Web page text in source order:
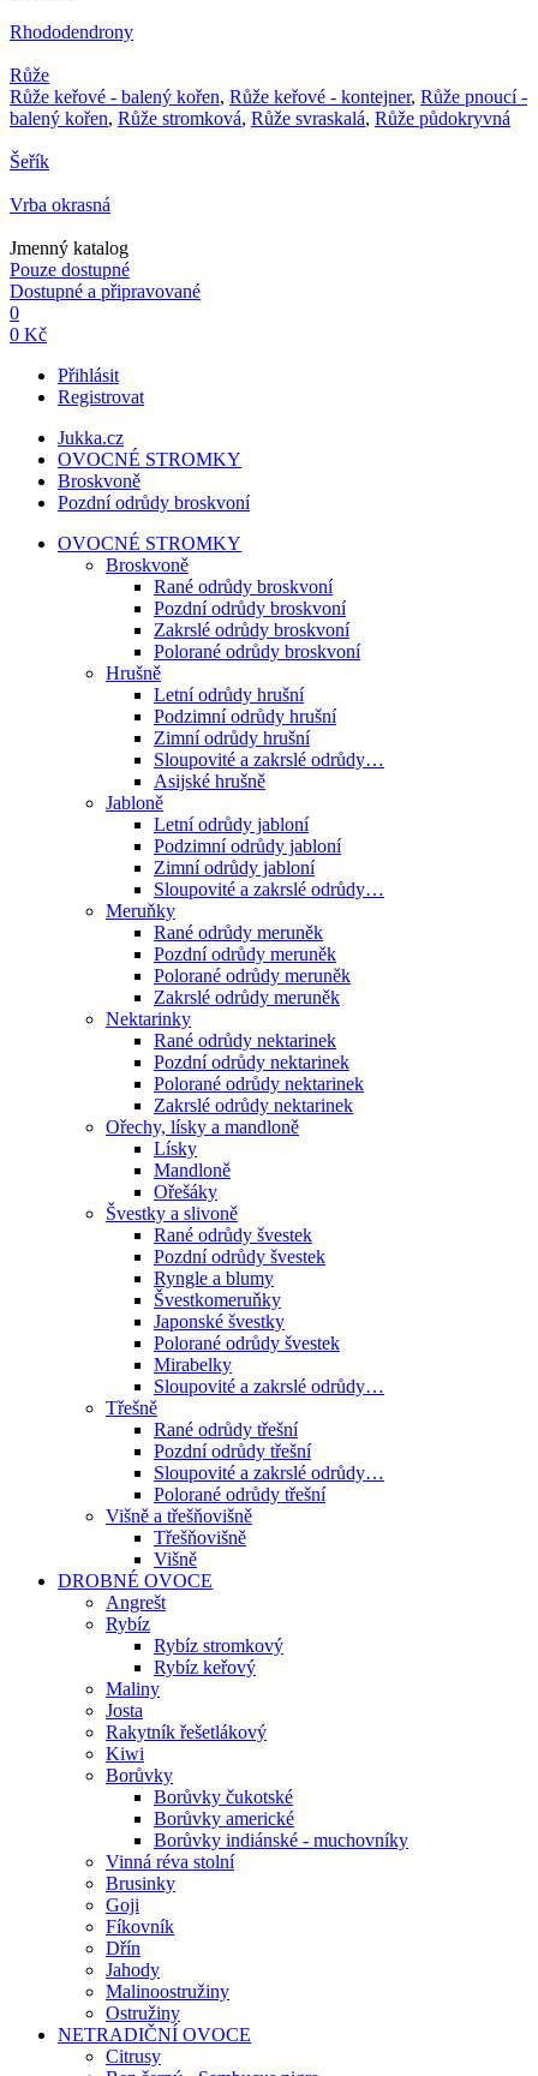
Rhododendrony
Růže
Růže keřové - balený kořen, Růže keřové - kontejner, Růže pnoucí -
balený kořen, Růže stromková, Růže svraskalá, Růže půdokryvná
Šeřík
Vrba okrasná
Jmenný katalog
Pouze dostupné
Dostupné a připravované
0
0 Kč
Přihlásit
Registrovat
Jukka.cz
OVOCNÉ STROMKY
Broskvoně
Pozdní odrůdy broskvoní
OVOCNÉ STROMKY
Broskvoně
Rané odrůdy broskvoní
Pozdní odrůdy broskvoní
Zakrslé odrůdy broskvoní
Polorané odrůdy broskvoní
Hrušně
Letní odrůdy hrušní
Podzimní odrůdy hrušní
Zimní odrůdy hrušní
Sloupovité a zakrslé odrůdy…
Asijské hrušně
Jabloně
Letní odrůdy jabloní
Podzimní odrůdy jabloní
Zimní odrůdy jabloní
Sloupovité a zakrslé odrůdy…
Meruňky
Rané odrůdy meruněk
Pozdní odrůdy meruněk
Polorané odrůdy meruněk
Zakrslé odrůdy meruněk
Nektarinky
Rané odrůdy nektarinek
Pozdní odrůdy nektarinek
Polorané odrůdy nektarinek
Zakrslé odrůdy nektarinek
Ořechy, lísky a mandloně
Lísky
Mandloně
Ořešáky
Švestky a slivoně
Rané odrůdy švestek
Pozdní odrůdy švestek
Ryngle a blumy
Švestkomeruňky
Japonské švestky
Polorané odrůdy švestek
Mirabelky
Sloupovité a zakrslé odrůdy…
Třešně
Rané odrůdy třešní
Pozdní odrůdy třešní
Sloupovité a zakrslé odrůdy…
Polorané odrůdy třešní
Višně a třešňovišně
Třešňovišně
Višně
DROBNÉ OVOCE
Angrešt
Rybíz
Rybíz stromkový
Rybíz keřový
Maliny
Josta
Rakytník řešetlákový
Kiwi
Borůvky
Borůvky čukotské
Borůvky americké
Borůvky indiánské - muchovníky
Vinná réva stolní
Brusinky
Goji
Fíkovník
Dřín
Jahody
Malinoostružiny
Ostružiny
NETRADIČNÍ OVOCE
Citrusy